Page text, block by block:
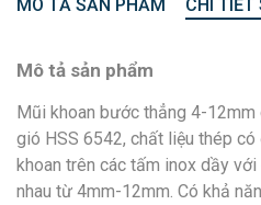
MÔ TẢ SẢN PHẨM CHI TIẾT
Mô tả sản phẩm
Mũi khoan bước thẳng 4-
gió HSS 6542, chất liệu thép
khoan trên các tấm inox dầy
nhau từ 4mm-12mm. Có khả